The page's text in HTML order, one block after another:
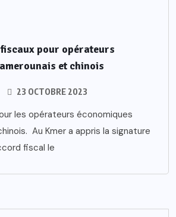
pour opérateurs
et chinois
23 OCTOBRE 2023
les opérateurs économiques
Au Kmer a appris la signature
fiscal le